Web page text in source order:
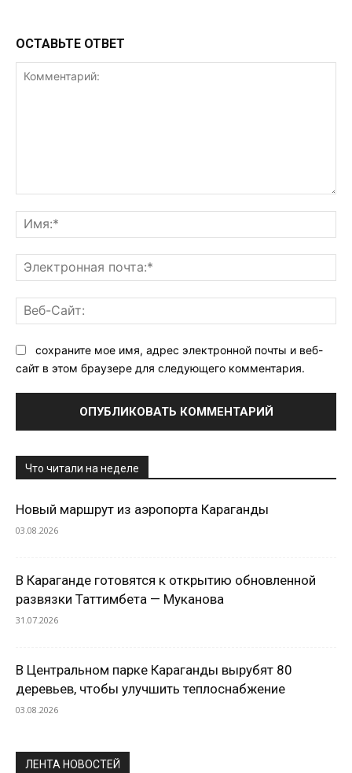
ОСТАВЬТЕ ОТВЕТ
сохраните мое имя, адрес электронной почты и веб-
сайт в этом браузере для следующего комментария.
Что читали на неделе
Новый маршрут из аэропорта Караганды
03.08.2026
В Караганде готовятся к открытию обновленной
развязки Таттимбета — Муканова
31.07.2026
В Центральном парке Караганды вырубят 80
деревьев, чтобы улучшить теплоснабжение
03.08.2026
ЛЕНТА НОВОСТЕЙ